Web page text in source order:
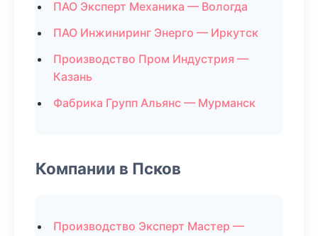
ПАО Эксперт Механика — Вологда
ПАО Инжиниринг Энерго — Иркутск
Производство Пром Индустрия —
Казань
Фабрика Групп Альянс — Мурманск
Компании в Псков
Производство Эксперт Мастер —